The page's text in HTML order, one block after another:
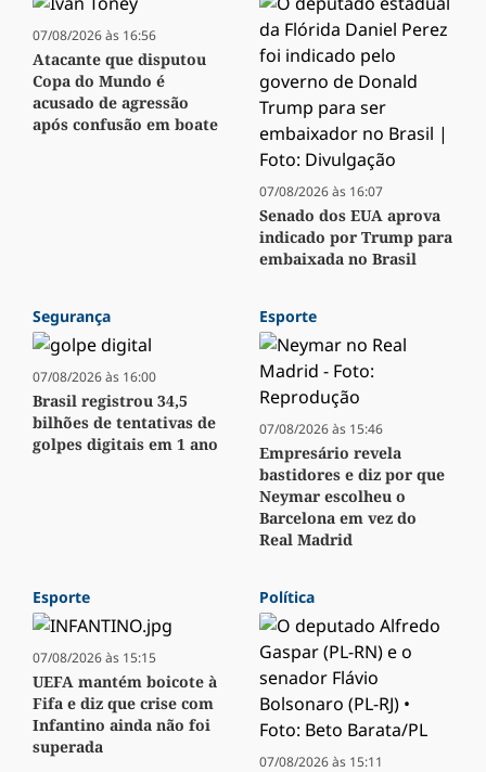
07/08/2026 às 16:56
Atacante que disputou
Copa do Mundo é
acusado de agressão
após confusão em boate
07/08/2026 às 16:07
Senado dos EUA aprova
indicado por Trump para
embaixada no Brasil
Segurança
07/08/2026 às 16:00
Brasil registrou 34,5
bilhões de tentativas de
golpes digitais em 1 ano
Esporte
07/08/2026 às 15:46
Empresário revela
bastidores e diz por que
Neymar escolheu o
Barcelona em vez do
Real Madrid
Esporte
07/08/2026 às 15:15
UEFA mantém boicote à
Fifa e diz que crise com
Infantino ainda não foi
superada
Política
07/08/2026 às 15:11